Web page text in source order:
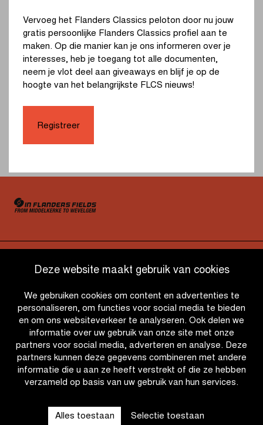
Deze website maakt gebruik van cookies
We gebruiken cookies om content en advertenties te
personaliseren, om functies voor social media te bieden
en om ons websiteverkeer te analyseren. Ook delen we
informatie over uw gebruik van onze site met onze
partners voor social media, adverteren en analyse. Deze
partners kunnen deze gegevens combineren met andere
informatie die u aan ze heeft verstrekt of die ze hebben
verzameld op basis van uw gebruik van hun services.
Alles toestaan Selectie toestaan
In Flanders Fields - From Middelkerke to Wevelgem is
onderdeel van Flanders Classics. Om de fanguide te
downloaden moet je aangemeld zijn met jouw persoonlijk
Flanders Classics profiel. Heb je nog geen FLCS profiel?
Dan kan je gratis eentje aanmaken. Meer info over jouw
persoonlijk Flanders Classics profiel kan je hier
Download
QUICK LINKS
CONTACT
NIEUWSBRIEF
VOLG ONS
Vervoeg het Flanders Classics peloton door nu jouw
gratis persoonlijke Flanders Classics profiel aan te
maken. Op die manier kan je ons informeren over je
interesses, heb je toegang tot alle documenten,
neem je vlot deel aan giveaways en blijf je op de
hoogte van het belangrijkste FLCS nieuws!
Registreer